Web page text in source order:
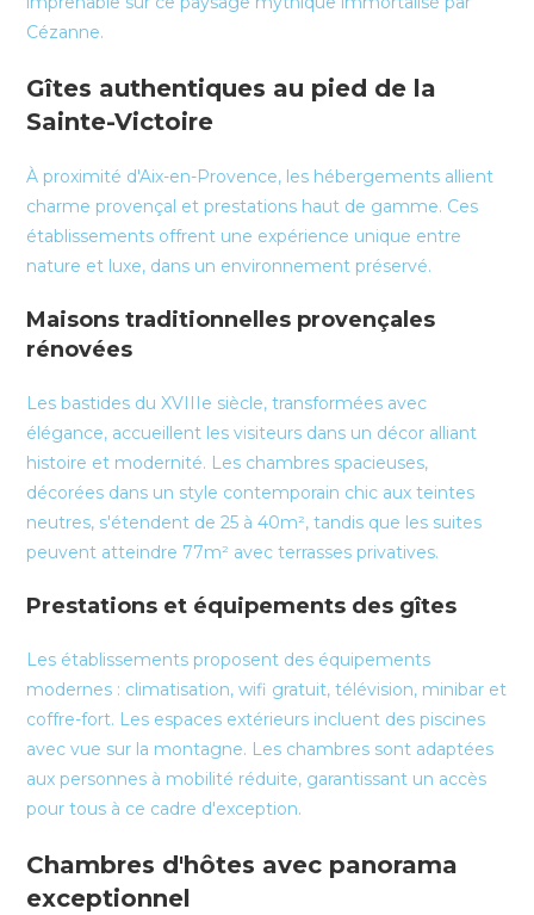
Cézanne.
Gîtes authentiques au pied de la
Sainte-Victoire
À proximité d'Aix-en-Provence, les hébergements allient
charme provençal et prestations haut de gamme. Ces
établissements offrent une expérience unique entre
nature et luxe, dans un environnement préservé.
Maisons traditionnelles provençales
rénovées
Les bastides du XVIIIe siècle, transformées avec
élégance, accueillent les visiteurs dans un décor alliant
histoire et modernité. Les chambres spacieuses,
décorées dans un style contemporain chic aux teintes
neutres, s'étendent de 25 à 40m², tandis que les suites
peuvent atteindre 77m² avec terrasses privatives.
Prestations et équipements des gîtes
Les établissements proposent des équipements
modernes : climatisation, wifi gratuit, télévision, minibar et
coffre-fort. Les espaces extérieurs incluent des piscines
avec vue sur la montagne. Les chambres sont adaptées
aux personnes à mobilité réduite, garantissant un accès
pour tous à ce cadre d'exception.
Chambres d'hôtes avec panorama
exceptionnel